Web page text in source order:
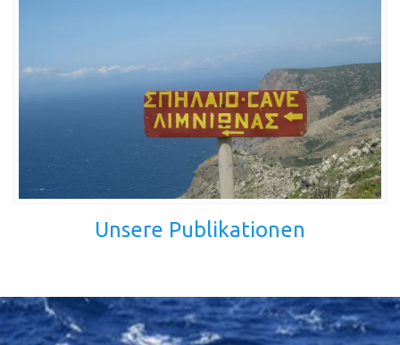
Unsere Publikationen